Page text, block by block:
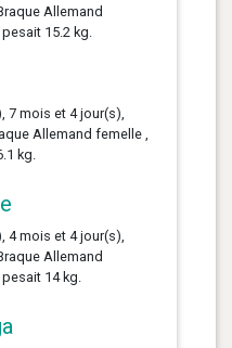
Allemand
15.2 kg.
7 mois et 4 jour(s),
Allemand femelle ,
kg.
4 mois et 4 jour(s),
Allemand
14 kg.